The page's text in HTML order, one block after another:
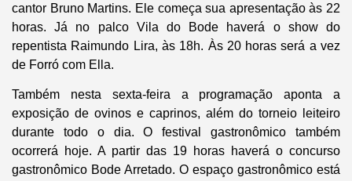
cantor Bruno Martins. Ele começa sua apresentação às 22
horas. Já no palco Vila do Bode haverá o show do
repentista Raimundo Lira, às 18h. Às 20 horas será a vez
de Forró com Ella.
Também nesta sexta-feira a programação aponta a
exposição de ovinos e caprinos, além do torneio leiteiro
durante todo o dia. O festival gastronômico também
ocorrerá hoje. A partir das 19 horas haverá o concurso
gastronômico Bode Arretado. O espaço gastronômico está